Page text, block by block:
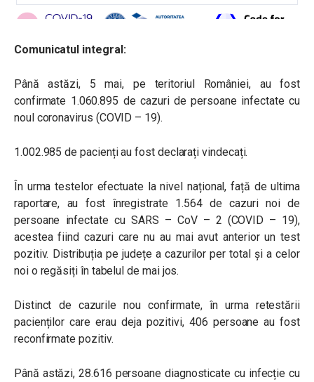
Comunicatul integral:
Până astăzi, 5 mai, pe teritoriul României, au fost
confirmate 1.060.895 de cazuri de persoane infectate cu
noul coronavirus (COVID – 19).
1.002.985 de pacienți au fost declarați vindecați.
În urma testelor efectuate la nivel național, față de ultima
raportare, au fost înregistrate 1.564 de cazuri noi de
persoane infectate cu SARS – CoV – 2 (COVID – 19),
acestea fiind cazuri care nu au mai avut anterior un test
pozitiv. Distribuția pe județe a cazurilor per total și a celor
noi o regăsiți în tabelul de mai jos.
Distinct de cazurile nou confirmate, în urma retestării
pacienților care erau deja pozitivi, 406 persoane au fost
reconfirmate pozitiv.
Până astăzi, 28.616 persoane diagnosticate cu infecție cu